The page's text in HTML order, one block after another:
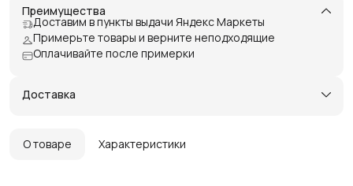
Преимущества
Доставим в пункты выдачи Яндекс Маркеты
Примерьте товары и верните неподходящие
Оплачивайте после примерки
Доставка
О товаре Характеристики